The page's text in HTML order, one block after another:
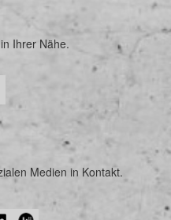
Ihrer Nähe.
Medien in Kontakt.